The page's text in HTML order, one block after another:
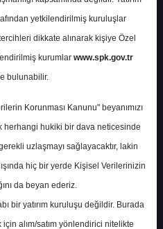
T.A.Ş.
101.00 ₺
%49.85
0
Temmuz 2025
yetkilendirilmiş kuruluşlar
dikkate alınarak kişiye Özel
kurumlar www.spk.gov.tr
bulunabilir.
Korunması Kanunu" beyanımızı
herhangi hukiki bir dava neticesinde
uzlaşmayı sağlayacaktır, lakin
hiç bir yerde Kişisel Verilerinizin
da beyan ederiz.
bir yatırım kuruluşu değildir. Burada
alım/satım yönlendirici nitelikte